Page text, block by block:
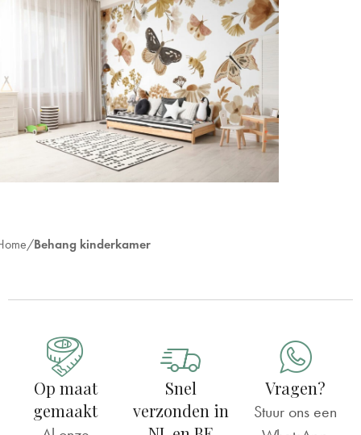
Behang kinderkamer
Op maat
gemaakt
Snel
verzonden in
Vragen?
Stuur ons een